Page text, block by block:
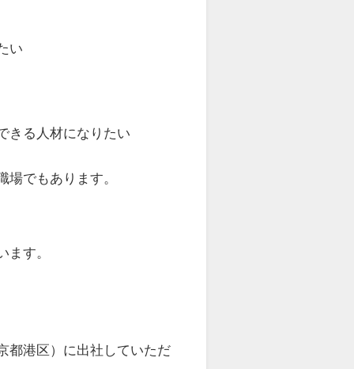
い
きる人材になりたい
でもあります。
す。
都港区）に出社していただ